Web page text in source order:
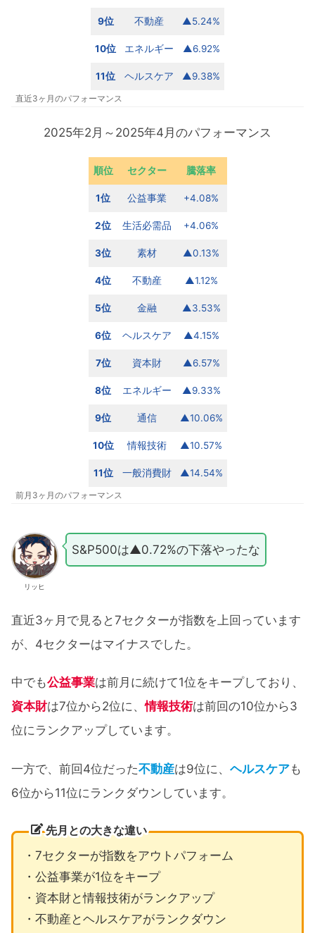
9位 不動産 ▲5.24%
10位 エネルギー ▲6.92%
11位 ヘルスケア ▲9.38%
直近3ヶ月のパフォーマンス
2025年2月～2025年4月のパフォーマンス
順位 セクター 騰落率
1位 公益事業 +4.08%
2位 生活必需品 +4.06%
3位 素材 ▲0.13%
4位 不動産 ▲1.12%
5位 金融 ▲3.53%
6位 ヘルスケア ▲4.15%
7位 資本財 ▲6.57%
8位 エネルギー ▲9.33%
9位 通信 ▲10.06%
10位 情報技術 ▲10.57%
11位 一般消費財 ▲14.54%
前月3ヶ月のパフォーマンス
リッヒ
S&P500は▲0.72%の下落やったな
直近3ヶ月で見ると7セクターが指数を上回っています
が、4セクターはマイナスでした。
中でも公益事業は前月に続けて1位をキープしており、
資本財は7位から2位に、情報技術は前回の10位から3
位にランクアップしています。
一方で、前回4位だった不動産は9位に、 ヘルスケアも
6位から11位にランクダウンしています。
先月との大きな違い
・7セクターが指数をアウトパフォーム
・公益事業が1位をキープ
・資本財と情報技術がランクアップ
・不動産とヘルスケアがランクダウン